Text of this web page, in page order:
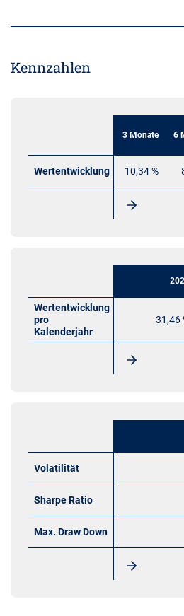
Kennzahlen
3 Monate 6
Wertentwicklung 10,34 %
Wertentwicklung
pro
Kalenderjahr
31,46
Volatilität
Sharpe Ratio
Max. Draw Down